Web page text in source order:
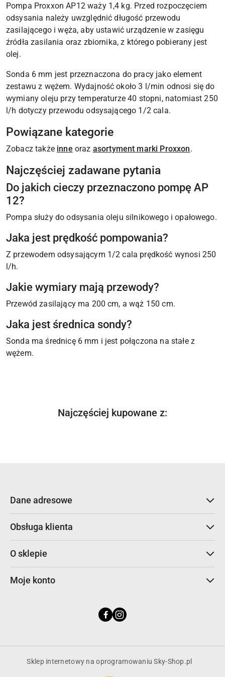
Pompa Proxxon AP12 waży 1,4 kg. Przed rozpoczęciem
odsysania należy uwzględnić długość przewodu
zasilającego i węża, aby ustawić urządzenie w zasięgu
źródła zasilania oraz zbiornika, z którego pobierany jest
olej.
Sonda 6 mm jest przeznaczona do pracy jako element
zestawu z wężem. Wydajność około 3 l/min odnosi się do
wymiany oleju przy temperaturze 40 stopni, natomiast 250
l/h dotyczy przewodu odsysającego 1/2 cala.
Powiązane kategorie
Zobacz także inne oraz asortyment marki Proxxon.
Najczęściej zadawane pytania
Do jakich cieczy przeznaczono pompę AP
12?
Pompa służy do odsysania oleju silnikowego i opałowego.
Jaka jest prędkość pompowania?
Z przewodem odsysającym 1/2 cala prędkość wynosi 250
l/h.
Jakie wymiary mają przewody?
Przewód zasilający ma 200 cm, a wąż 150 cm.
Jaka jest średnica sondy?
Sonda ma średnicę 6 mm i jest połączona na stałe z
wężem.
Pomiń karuzelę produktów
Produkty
Najczęściej kupowane z:
Dane adresowe
Obsługa klienta
O sklepie
Moje konto
Sklep internetowy na oprogramowaniu Sky-Shop.pl